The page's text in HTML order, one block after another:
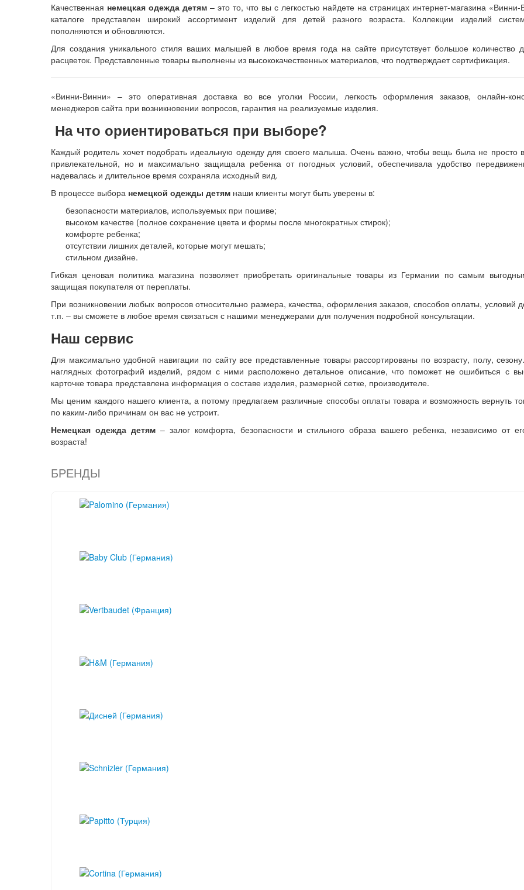
Качественная немецкая одежда детям – это то, что вы с легкостью найдете на страницах интернет-магазина
каталоге представлен широкий ассортимент изделий для детей разного возраста. Коллекции изделий
пополняются и обновляются.
Для создания уникального стиля ваших малышей в любое время года на сайте присутствует большое количество
расцветок. Представленные товары выполнены из высококачественных материалов, что подтверждает сертификация.
«Винни-Винни» – это оперативная доставка во все уголки России, легкость оформления заказов, онлайн-
менеджеров сайта при возникновении вопросов, гарантия на реализуемые изделия.
На что ориентироваться при выборе?
Каждый родитель хочет подобрать идеальную одежду для своего малыша. Очень важно, чтобы вещь была не просто
привлекательной, но и максимально защищала ребенка от погодных условий, обеспечивала удобство
надевалась и длительное время сохраняла исходный вид.
В процессе выбора немецкой одежды детям наши клиенты могут быть уверены в:
безопасности материалов, используемых при пошиве;
высоком качестве (полное сохранение цвета и формы после многократных стирок);
комфорте ребенка;
отсутствии лишних деталей, которые могут мешать;
стильном дизайне.
Гибкая ценовая политика магазина позволяет приобретать оригинальные товары из Германии по самым
защищая покупателя от переплаты.
При возникновении любых вопросов относительно размера, качества, оформления заказов, способов оплаты, условий
т.п. – вы сможете в любое время связаться с нашими менеджерами для получения подробной консультации.
Наш сервис
Для максимально удобной навигации по сайту все представленные товары рассортированы по возрасту, полу,
наглядных фотографий изделий, рядом с ними расположено детальное описание, что поможет не ошибиться с
карточке товара представлена информация о составе изделия, размерной сетке, производителе.
Мы ценим каждого нашего клиента, а потому предлагаем различные способы оплаты товара и возможность вернуть
по каким-либо причинам он вас не устроит.
Немецкая одежда детям– залог комфорта, безопасности и стильного образа вашего ребенка, независимо от
возраста!
БРЕНДЫ